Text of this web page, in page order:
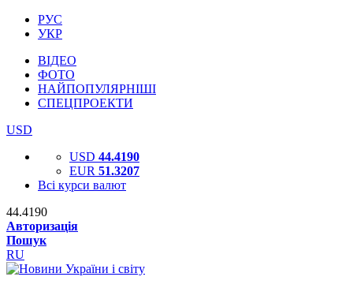
РУС
УКР
ВІДЕО
ФОТО
НАЙПОПУЛЯРНІШІ
СПЕЦПРОЕКТИ
USD
USD 44.4190
EUR 51.3207
Всі курси валют
44.4190
Авторизація
Пошук
RU